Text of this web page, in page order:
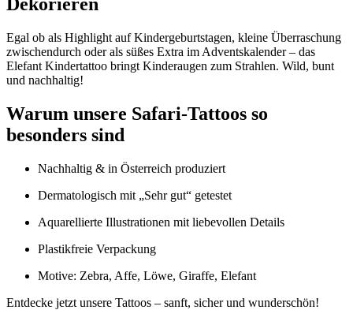
Egal ob als Highlight auf Kindergeburtstagen, kleine Überraschung
zwischendurch oder als süßes Extra im Adventskalender – das
Elefant Kindertattoo bringt Kinderaugen zum Strahlen. Wild, bunt
und nachhaltig!
Warum unsere Safari-Tattoos so
besonders sind
Nachhaltig & in Österreich produziert
Dermatologisch mit „Sehr gut“ getestet
Aquarellierte Illustrationen mit liebevollen Details
Plastikfreie Verpackung
Motive: Zebra, Affe, Löwe, Giraffe, Elefant
Entdecke jetzt unsere Tattoos – sanft, sicher und wunderschön!